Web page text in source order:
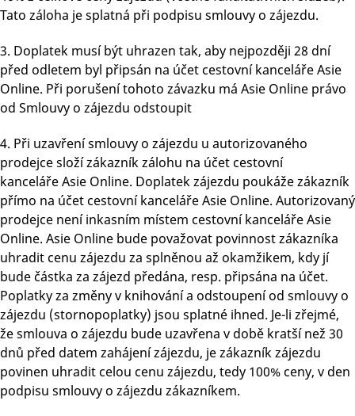
Tato záloha je splatná při podpisu smlouvy o zájezdu.
3. Doplatek musí být uhrazen tak, aby nejpozději 28 dní
před odletem byl připsán na účet cestovní kanceláře Asie
Online. Při porušení tohoto závazku má Asie Online právo
od Smlouvy o zájezdu odstoupit
4. Při uzavření smlouvy o zájezdu u autorizovaného
prodejce složí zákazník zálohu na účet cestovní
kanceláře Asie Online. Doplatek zájezdu poukáže zákazník
přímo na účet cestovní kanceláře Asie Online. Autorizovaný
prodejce není inkasním místem cestovní kanceláře Asie
Online. Asie Online bude považovat povinnost zákazníka
uhradit cenu zájezdu za splněnou až okamžikem, kdy jí
bude částka za zájezd předána, resp. připsána na účet.
Poplatky za změny v knihování a odstoupení od smlouvy o
zájezdu (stornopoplatky) jsou splatné ihned. Je-li zřejmé,
že smlouva o zájezdu bude uzavřena v době kratší než 30
dnů před datem zahájení zájezdu, je zákazník zájezdu
povinen uhradit celou cenu zájezdu, tedy 100% ceny, v den
podpisu smlouvy o zájezdu zákazníkem.